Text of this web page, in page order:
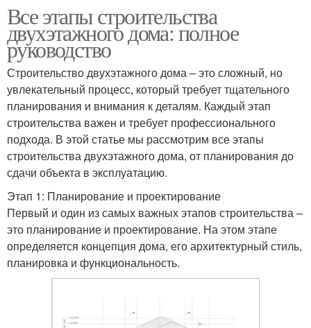
Все этапы строительства
двухэтажного дома: полное
руководство
Строительство двухэтажного дома – это сложный, но
увлекательный процесс, который требует тщательного
планирования и внимания к деталям. Каждый этап
строительства важен и требует профессионального
подхода. В этой статье мы рассмотрим все этапы
строительства двухэтажного дома, от планирования до
сдачи объекта в эксплуатацию.
Этап 1: Планирование и проектирование
Первый и один из самых важных этапов строительства –
это планирование и проектирование. На этом этапе
определяется концепция дома, его архитектурный стиль,
планировка и функциональность.